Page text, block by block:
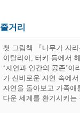
전
줄거리
첫 그림책 『나무가 자
이탈리아, 터키 등에서
‘자연과 인간의 공존’
가 신비로운 자연 속에
자연을 돌아보고 가족
다운 세계를 환기시키는